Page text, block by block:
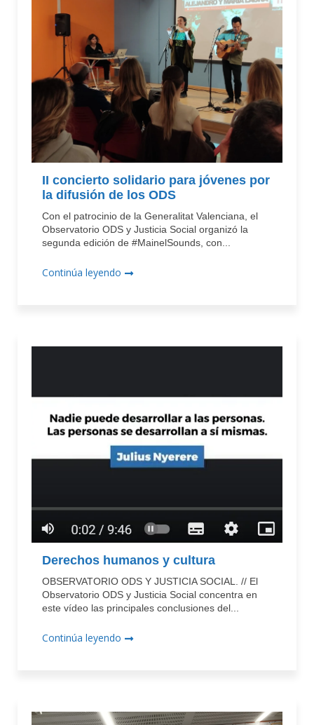
II concierto solidario para jóvenes por
la difusión de los ODS
Con el patrocinio de la Generalitat Valenciana, el
Observatorio ODS y Justicia Social organizó la
segunda edición de #MainelSounds, con...
Continúa leyendo
Derechos humanos y cultura
OBSERVATORIO ODS Y JUSTICIA SOCIAL. // El
Observatorio ODS y Justicia Social concentra en
este vídeo las principales conclusiones del...
Continúa leyendo